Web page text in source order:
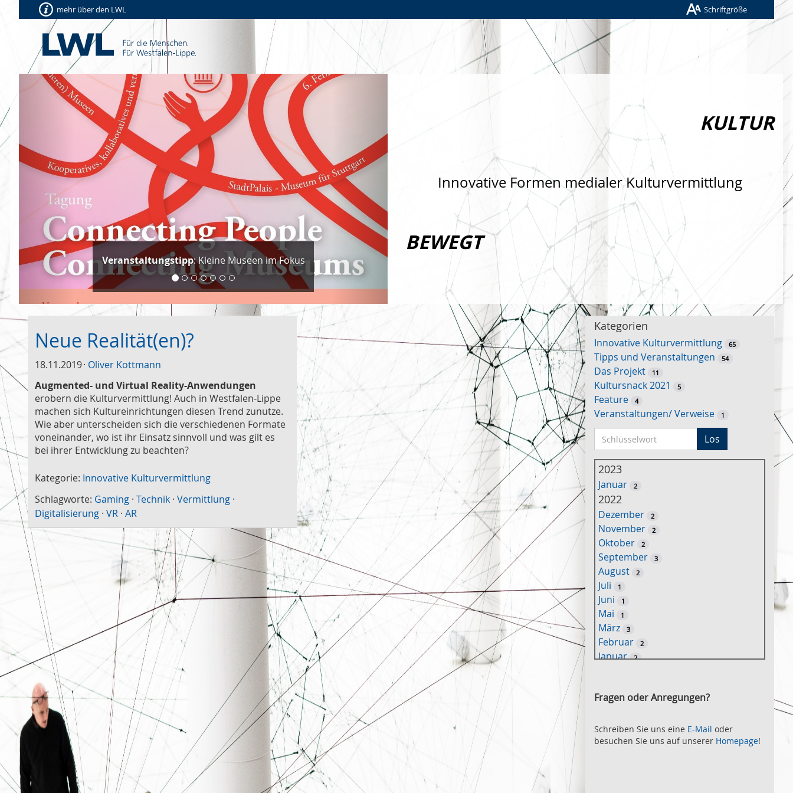
mehr über den LWL Schriftgröße
Veranstaltungstipp: Kleine Museen im Fokus
Vorherige
KULTUR
Innovative Formen medialer Kulturvermittlung
BEWEGT
Neue Realität(en)?
18.11.2019 Oliver Kottmann
Augmented- und Virtual Reality-Anwendungen
erobern die Kulturvermittlung! Auch in Westfalen-Lippe
machen sich Kultureinrichtungen diesen Trend zunutze.
Wie aber unterscheiden sich die verschiedenen Formate
voneinander, wo ist ihr Einsatz sinnvoll und was gilt es
bei ihrer Entwicklung zu beachten?
Kategorie: Innovative Kulturvermittlung
Schlagworte: Gaming · Technik · Vermittlung ·
Digitalisierung · VR · AR
Kategorien
Innovative Kulturvermittlung 65
Tipps und Veranstaltungen 54
Das Projekt 11
Kultursnack 2021 5
Feature 4
Veranstaltungen/ Verweise 1
c
h
ü
w
o
r
u
c
Los
2023
Januar 2
2022
Dezember 2
November 2
Oktober 2
September 3
August 2
Juli 1
Juni 1
Mai 1
März 3
Februar 2
Januar 2
Oktober 2
August 2
Juli 2
Fragen oder Anregungen?
Schreiben Sie uns eine E-Mail oder
besuchen Sie uns auf unserer Homepage!